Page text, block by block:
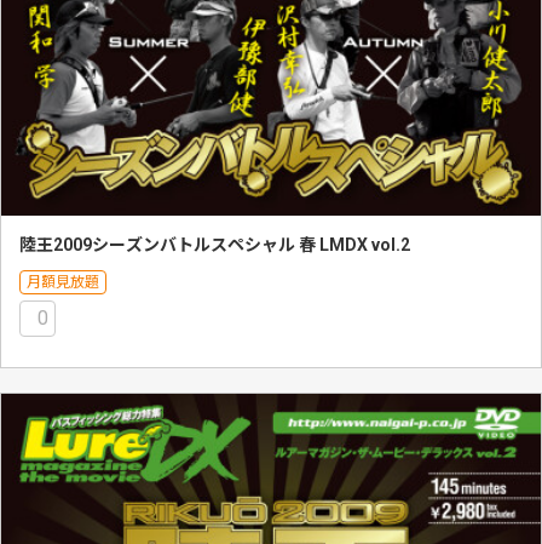
陸王2009シーズンバトルスペシャル 春 LMDX vol.2
月額見放題
0